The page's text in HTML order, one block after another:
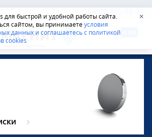
для быстрой и удобной работы сайта.
сайтом, вы принимаетеусловия
данных и соглашаетесь с политикой
cookies
✕
8-800-555-42-96